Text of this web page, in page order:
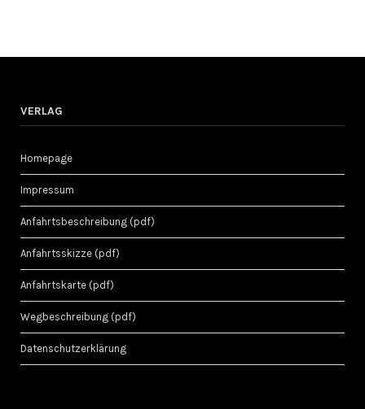
VERLAG
Homepage
Impressum
Anfahrtsbeschreibung (pdf)
Anfahrtsskizze (pdf)
Anfahrtskarte (pdf)
Wegbeschreibung (pdf)
Datenschutzerklärung